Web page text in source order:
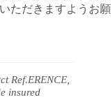
ただきますようお願
Ref.ERENCE,
insured